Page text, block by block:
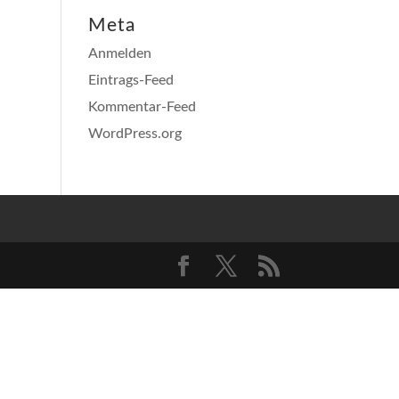
Meta
Anmelden
Eintrags-Feed
Kommentar-Feed
WordPress.org